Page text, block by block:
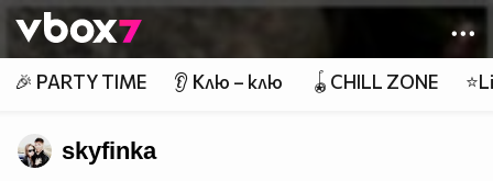
Member of
👾
🎉 PARTY TIME 👂 Клю – клю 🪀CHILL ZONE
skyfinka